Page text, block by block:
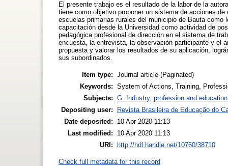
El presente trabajo es el resultado de la labor de la
tiene como objetivo proponer un sistema de acciones
escuelas primarias rurales del municipio de Bauta
capacitación desde la Universidad como actividad de
pedagógica profesional de dirección en el sistema de
encuesta, la entrevista, la observación participante y el
propuesta y valorar los resultados de su aplicación,
sus subordinados.
Item type: Journal article (Paginated)
Keywords: System of Actions, Training,
Subjects: G. Industry, profession and
Depositing user:
Revista Brasileira de Educação do
Date deposited:
10 Apr 2020 11:13
Last modified:
10 Apr 2020 11:13
URI:
http://hdl.handle.net/10760/38710
Check full metadata for this record